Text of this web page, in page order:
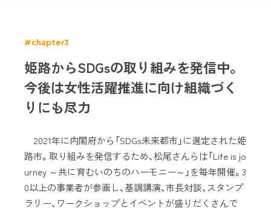
#chapter3
姫路からSDGsの取り組みを発信中。
今後は女性活躍推進に向け組織づく
りにも尽力
2021年に内閣府から「SDGs未来都市」に選定された姫
路市。取り組みを発信するため、松尾さんらは「Life is jo
urney ～共に育むいのちのハーモニー～」を毎年開催。3
0以上の事業者が参画し、基調講演、市長対談、スタンプ
ラリー、ワークショップとイベントが盛りだくさんで